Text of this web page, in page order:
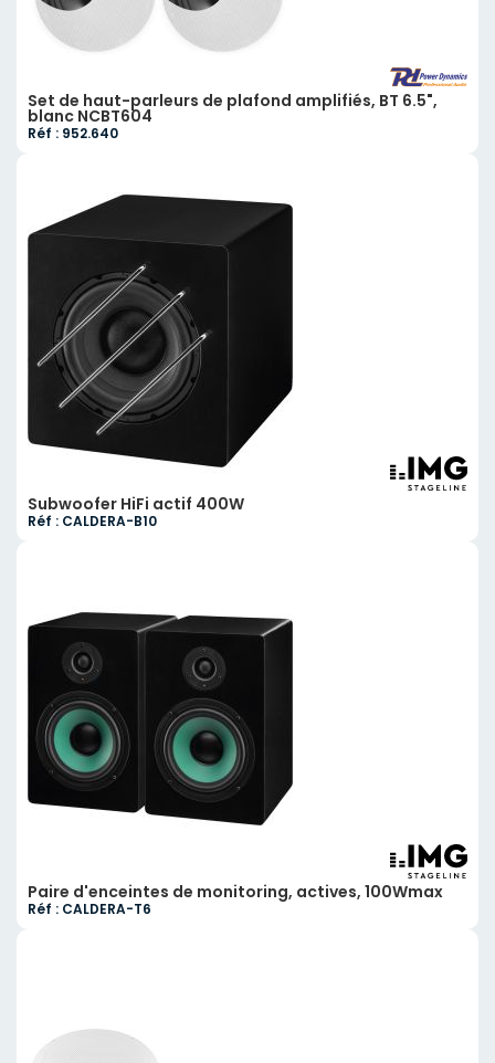
Set de haut-parleurs de plafond amplifiés, BT 6.5",
blanc NCBT604
Réf : 952.640
Subwoofer HiFi actif 400W
Réf : CALDERA-B10
Paire d'enceintes de monitoring, actives, 100Wmax
Réf : CALDERA-T6